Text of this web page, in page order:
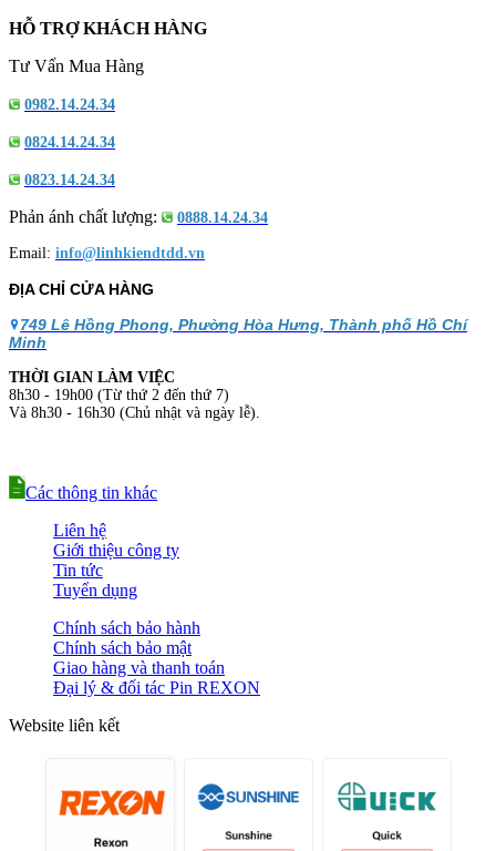
HỖ TRỢ KHÁCH HÀNG
Tư Vấn Mua Hàng
0982.14.24.34
0824.14.24.34
0823.14.24.34
Phản ánh chất lượng: 0888.14.24.34
Email: info@linhkiendtdd.vn
ĐỊA CHỈ CỬA HÀNG
749 Lê Hồng Phong, Phường Hòa Hưng, Thành phố Hồ Chí
Minh
THỜI GIAN LÀM VIỆC
8h30 - 19h00 (Từ thứ 2 đến thứ 7)
Và 8h30 - 16h30 (Chủ nhật và ngày lễ).
Các thông tin khác
Liên hệ
Giới thiệu công ty
Tin tức
Tuyển dụng
Chính sách bảo hành
Chính sách bảo mật
Giao hàng và thanh toán
Đại lý & đối tác Pin REXON
Website liên kết